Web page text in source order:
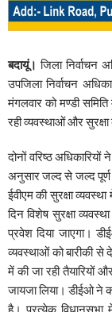
बदायूं। जिला निर्वाचन
उपजिला निर्वाचन
मंगलवार को मण्डी
रही व्यवस्थाओं और सुरक्षा
दोनों वरिष्ठ
अनुसार जल्द से जल्द
ईवीएम की सुरक्षा
दिन विशेष सुरक्षा
प्रवेश दिया जाएगा।
व्यवस्थाओं को बारीकी
में की जा रही तैयारियों
जायजा लिया। डीईओ ने
है। प्रत्येक